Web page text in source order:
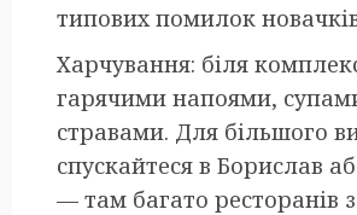
типових помилок
Харчування: біля
гарячими напоями,
стравами. Для більшого
спускайтеся в Борислав
— там багато ресторанів